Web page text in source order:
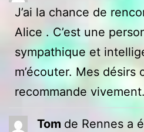
J’ai la chance de
Alice . C’est une
sympathique et
m’écouter. Mes désirs
recommande
Tom de Rennes a